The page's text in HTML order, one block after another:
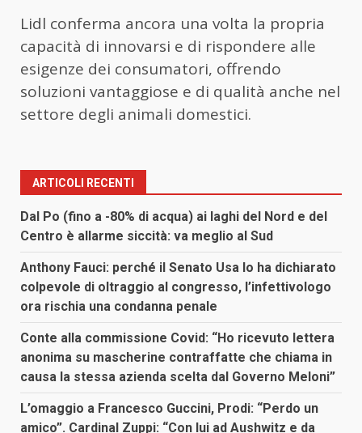
Lidl conferma ancora una volta la propria
capacità di innovarsi e di rispondere alle
esigenze dei consumatori, offrendo
soluzioni vantaggiose e di qualità anche nel
settore degli animali domestici.
ARTICOLI RECENTI
Dal Po (fino a -80% di acqua) ai laghi del Nord e del
Centro è allarme siccità: va meglio al Sud
Anthony Fauci: perché il Senato Usa lo ha dichiarato
colpevole di oltraggio al congresso, l’infettivologo
ora rischia una condanna penale
Conte alla commissione Covid: “Ho ricevuto lettera
anonima su mascherine contraffatte che chiama in
causa la stessa azienda scelta dal Governo Meloni”
L’omaggio a Francesco Guccini, Prodi: “Perdo un
amico”. Cardinal Zuppi: “Con lui ad Aushwitz e da